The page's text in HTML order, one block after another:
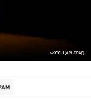
ФОТО: ЦАРЬГРАД